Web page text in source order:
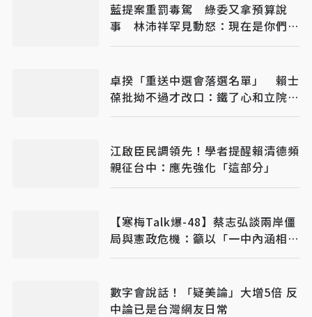
藍提案重罰毒駕 綠委又拿預算說
事 林沛祥罕見動怒：現在是你們在
治理國家
卓揆「重送中選會落選名單」 賴士
葆批拗不過才改口：鐵了心和立院對
立
江啟臣民調領先！學者提醒賴清德頻
親征台中：應先強化「這部分」
【寒梅Talk爆-48】蔡志弘談兩岸僵
局與憲政危機：籲以「一中內涵相互
理解」破冰
數字會說話！「疑美論」大增5倍 反
中論已是台灣網友日常